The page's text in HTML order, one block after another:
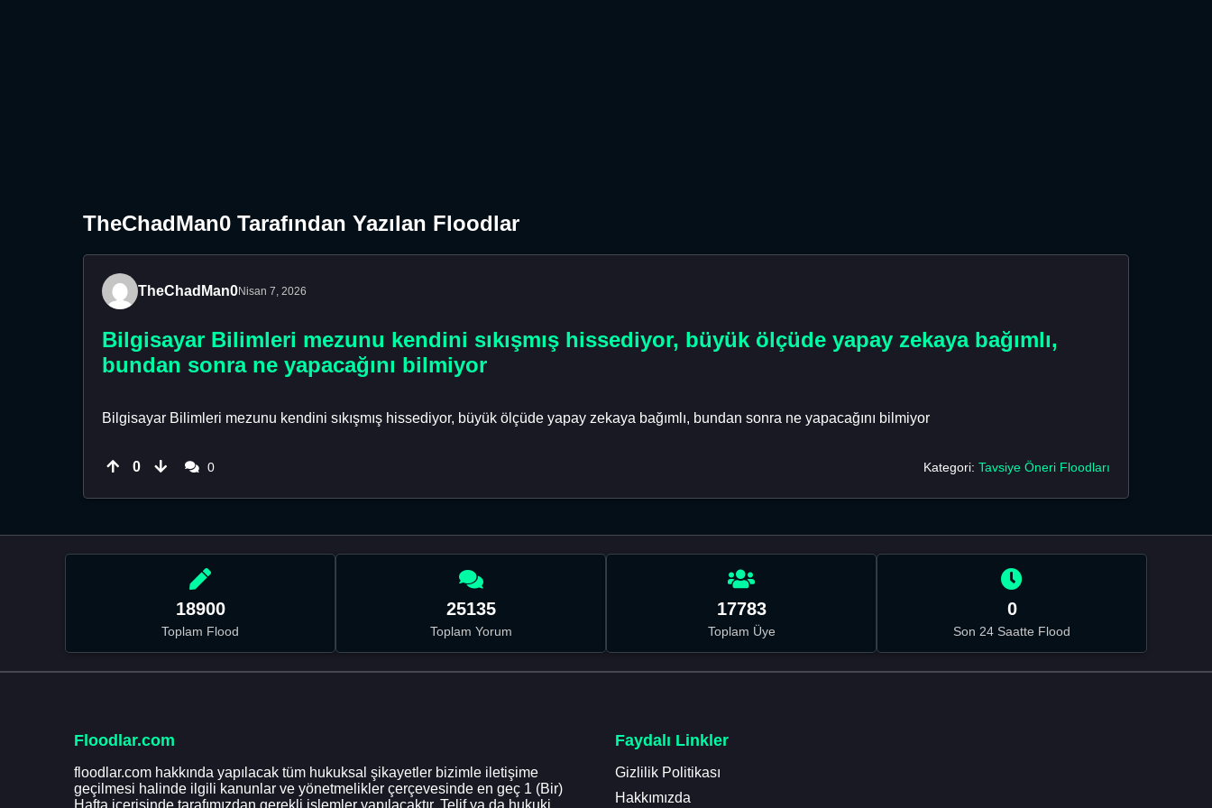
TheChadMan0 Tarafından Yazılan Floodlar
TheChadMan0Nisan 7, 2026
Bilgisayar Bilimleri mezunu kendini sıkışmış hissediyor, büyük ölçüde yapay zekaya bağımlı,
bundan sonra ne yapacağını bilmiyor
Bilgisayar Bilimleri mezunu kendini sıkışmış hissediyor, büyük ölçüde yapay zekaya bağımlı, bundan sonra ne yapacağını bilmiyor
0 0 Kategori: Tavsiye Öneri Floodları
18900
Toplam Flood
25135
Toplam Yorum
17783
Toplam Üye
0
Son 24 Saatte Flood
Floodlar.com
floodlar.com hakkında yapılacak tüm hukuksal şikayetler bizimle iletişime
geçilmesi halinde ilgili kanunlar ve yönetmelikler çerçevesinde en geç 1 (Bir)
Hafta içerisinde tarafımızdan gerekli işlemler yapılacaktır. Telif ya da hukuki
Faydalı Linkler
Gizlilik Politikası
Hakkımızda